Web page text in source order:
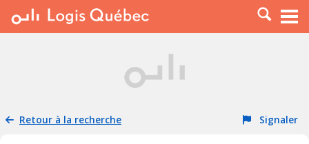
À LOUER
PLACER UNE ANNONCE
RESSOURCES
Retour à la recherche Signaler